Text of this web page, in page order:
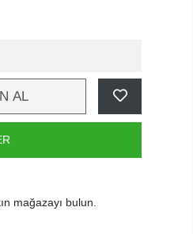
AL
mağazayı bulun.